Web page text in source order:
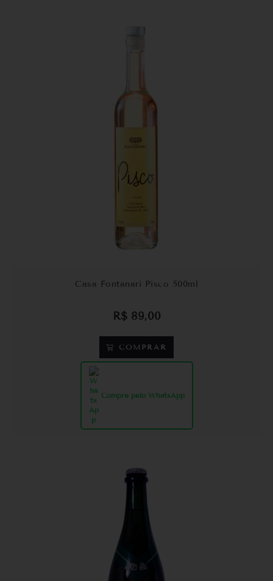
Casa Fontanari Pisco 500ml
R$89,00
COMPRAR
Compre pelo WhatsApp